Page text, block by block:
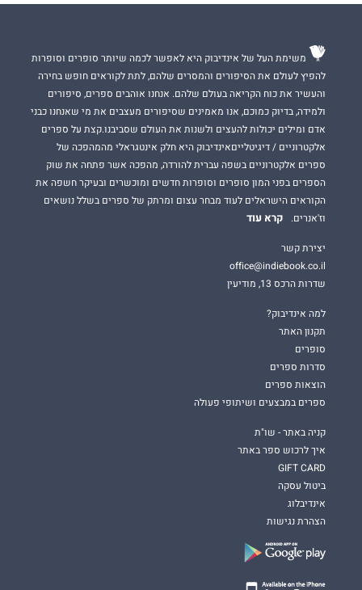
משימת העל של אינדיבוק היא לאפשר לכמה שיותר סופרים וסופרות
להפיץ לעולם את הסיפורים והמסרים שלהם, לתת לקוראים חופש בחירה
והעשיר את כוח הקריאה בעולם שלהם. אנחנו אוהבים ספרים, סיפורים
ולמידה, בדיוק כמוכם, אנו מאמינים שסיפורים מעצבים את מי שאנחנו כבני
אדם ומילים יכולות להעצים ולשנות את העולם שסביבנו.קצת על ספרים
אלקטרוניים / דיגיטלייםאינדיבוק היא חלק אינטגראלי מהמהפכה של
ספרים אלקטרוניים בשפה עברית להורדה, מהפכה אשר פתחה את שוק
הספרים בפני המון סופרים וסופרות חדשים ומוכשרים ובעיקר חשפה את
הקוראים הישראלים לעוד מבחר עצום ומרתק של ספרים בשלל נושאים
וז'אנרים.
קרא עוד
יצירת קשר
office@indiebook.co.il
שדרות הרכס 13, מודיעין
למה אינדיבוק?
תקנון האתר
סופרים
סדרות ספרים
הוצאות ספרים
ספרים במבצעים ושיתופי פעולה
קניה באתר - שו"ת
איך לרכוש ספר באתר
GIFT CARD
ביטול עסקה
אינדיבלוג
הצהרת נגישות